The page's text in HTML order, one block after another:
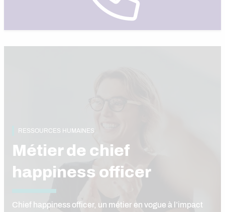
RESSOURCES HUMAINES
Métier de chief
happiness officer
Chief happiness officer, un métier en vogue à l’impact